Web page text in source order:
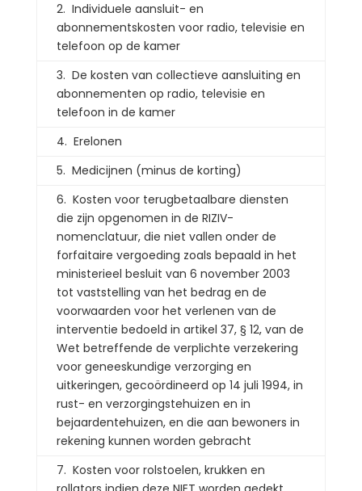
2. Individuele aansluit- en
abonnementskosten voor radio, televisie en
telefoon op de kamer
3. De kosten van collectieve aansluiting en
abonnementen op radio, televisie en
telefoon in de kamer
4. Erelonen
5. Medicijnen (minus de korting)
6. Kosten voor terugbetaalbare diensten
die zijn opgenomen in de RIZIV-
nomenclatuur, die niet vallen onder de
forfaitaire vergoeding zoals bepaald in het
ministerieel besluit van 6 november 2003
tot vaststelling van het bedrag en de
voorwaarden voor het verlenen van de
interventie bedoeld in artikel 37, § 12, van de
Wet betreffende de verplichte verzekering
voor geneeskundige verzorging en
uitkeringen, gecoördineerd op 14 juli 1994, in
rust- en verzorgingstehuizen en in
bejaardentehuizen, en die aan bewoners in
rekening kunnen worden gebracht
7. Kosten voor rolstoelen, krukken en